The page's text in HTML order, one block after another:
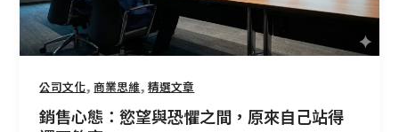
公司文化,商業思維,精選文章
銷售心態：慾望與恐懼之間，原來自己站得
恐
懼
間，
原